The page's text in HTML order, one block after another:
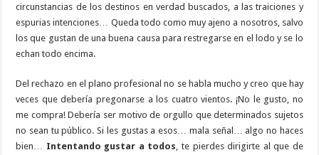
circunstancias de los destinos en verdad buscados, a las traiciones y
espurias intenciones… Queda todo como muy ajeno a nosotros, salvo
los que gustan de una buena causa para restregarse en el lodo y se lo
echan todo encima.
Del rechazo en el plano profesional no se habla mucho y creo que hay
veces que debería pregonarse a los cuatro vientos. ¡No le gusto, no
me compra! Debería ser motivo de orgullo que determinados sujetos
no sean tu público. Si les gustas a esos… mala señal… algo no haces
bien… Intentando gustar a todos , te pierdes dirigirte al que de